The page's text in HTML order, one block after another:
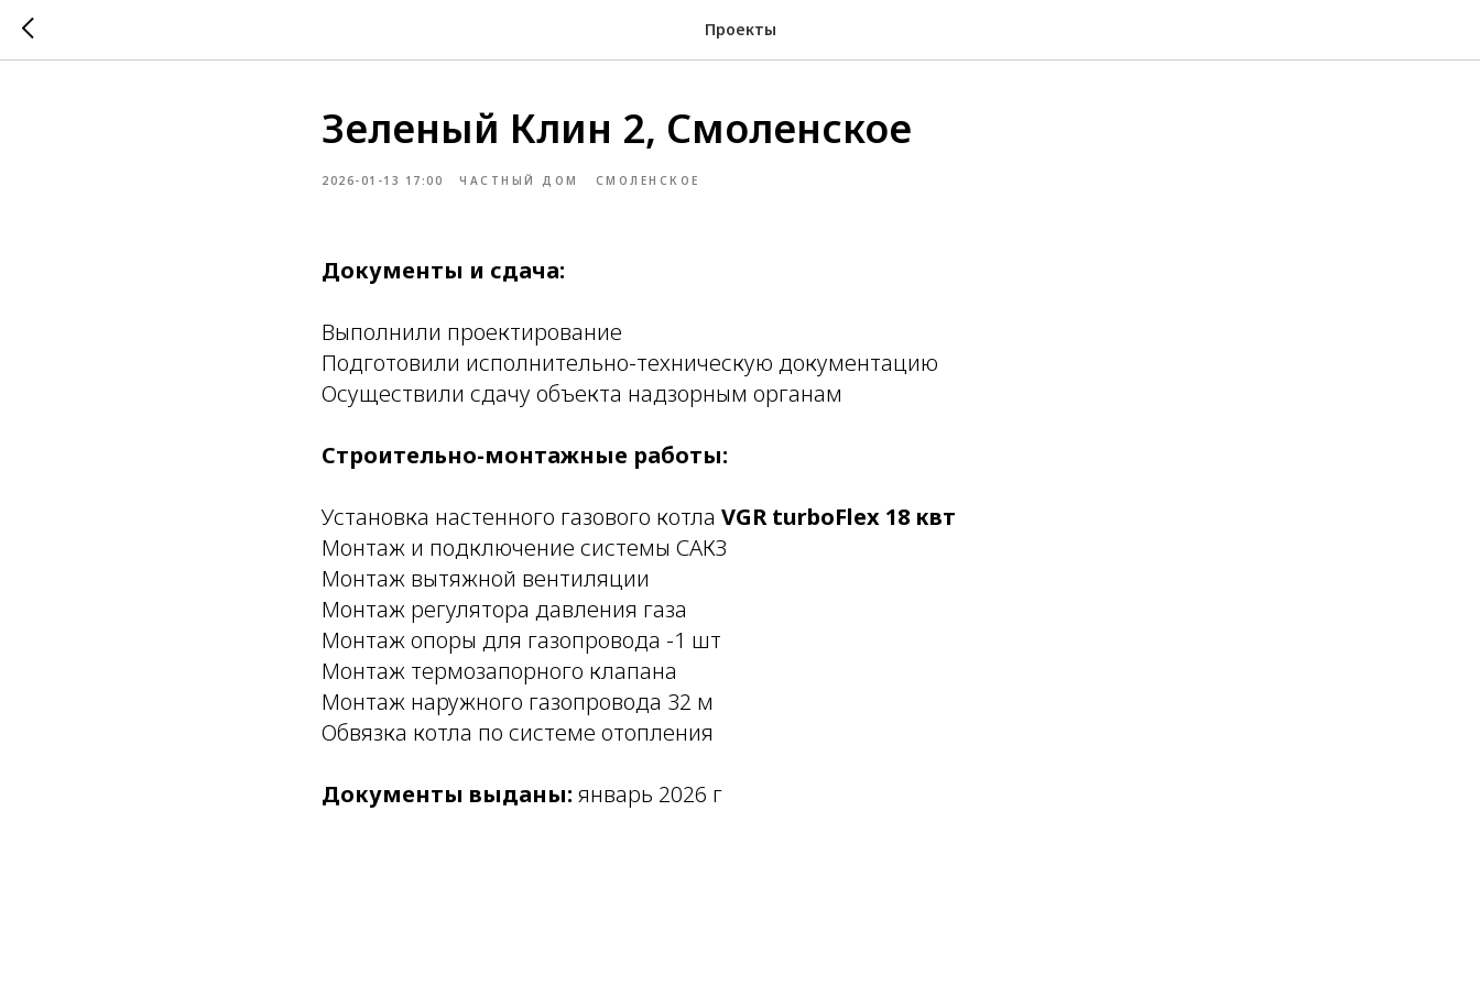
Проекты
Зеленый Клин 2, Смоленское
2026-01-13 17:00 ЧАСТНЫЙ ДОМ СМОЛЕНСКОЕ
Документы и сдача:
Выполнили проектирование
Подготовили исполнительно-техническую документацию
Осуществили сдачу объекта надзорным органам
Строительно-монтажные работы:
Установка настенного газового котла VGR turboFlex 18 квт
Монтаж и подключение системы САКЗ
Монтаж вытяжной вентиляции
Монтаж регулятора давления газа
Монтаж опоры для газопровода -1 шт
Монтаж термозапорного клапана
Монтаж наружного газопровода 32 м
Обвязка котла по системе отопления
Документы выданы: январь 2026 г